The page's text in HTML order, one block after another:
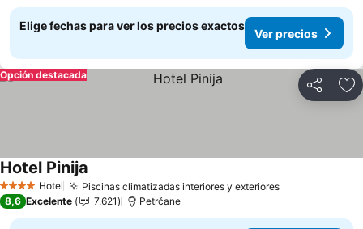
Elige fechas para ver los precios exactos
Ver precios
Compartir
Opción destacada
4 EstrellasHotel Piscinas climatizadas interiores y exteriores
Hotel Pinija
8,6 Excelente 7.621 Petrčane